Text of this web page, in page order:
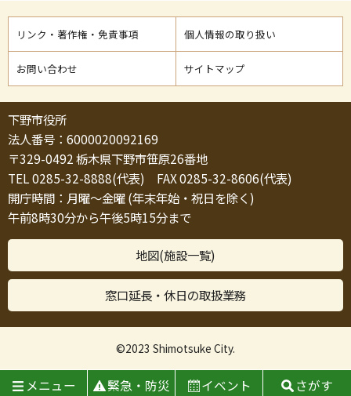
リンク・著作権・免責事項 個人情報の取り扱い
お問い合わせ サイトマップ
下野市役所
法人番号：6000020092169
〒329-0492 栃木県下野市笹原26番地
TEL 0285-32-8888(代表) FAX 0285-32-8606(代表)
開庁時間：月曜～金曜 (年末年始・祝日を除く)
午前8時30分から午後5時15分まで
地図(施設一覧)
窓口延長・休日の取扱業務
©2023 Shimotsuke City.
メニュー 緊急・防災 イベント さがす